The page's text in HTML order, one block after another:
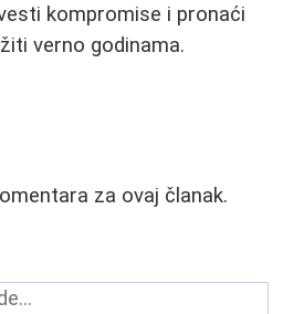
kompromise i pronaći
verno godinama.
za ovaj članak.